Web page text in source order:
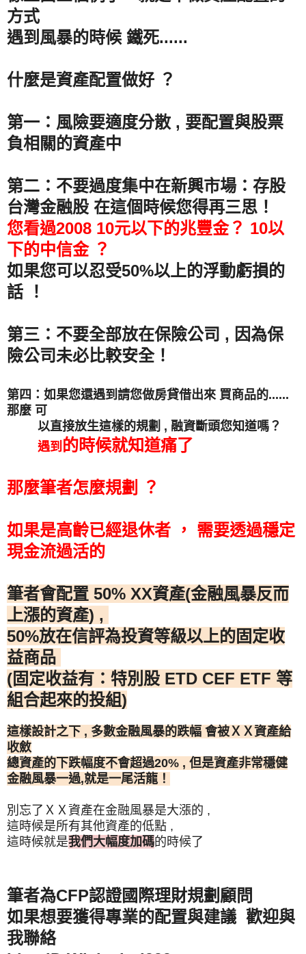
方式
遇到風暴的時候 鐵死......
什麼是資產配置做好 ？
第一：風險要適度分散 , 要配置與股票
負相關的資產中
第二：不要過度集中在新興市場：存股
台灣金融股 在這個時候您得再三思！
您看過2008 10元以下的兆豐金？ 10以
下的中信金 ？
如果您可以忍受50%以上的浮動虧損的
話 ！
第三：不要全部放在保險公司 , 因為保
險公司未必比較安全！
第四：如果您還遇到請您做房貸借出來 買商品的......
那麼 可
以直接放生這樣的規劃 , 融資斷頭您知道嗎？
遇到 的時候就知道痛了
那麼筆者怎麼規劃 ？
如果是高齡已經退休者 ， 需要透過穩定
現金流過活的
筆者會配置 50% XX資產(金融風暴反而
上漲的資產) ,
50%放在信評為投資等級以上的固定收
益商品
(固定收益有：特別股 ETD CEF ETF 等
組合起來的投組)
這樣設計之下 , 多數金融風暴的跌幅 會被ＸＸ資產給
收斂
總資產的下跌幅度不會超過20% , 但是資產非常穩健
金融風暴一過,就是一尾活龍！
別忘了ＸＸ資產在金融風暴是大漲的 ,
這時候是所有其他資產的低點 ,
這時候就是我們大幅度加碼的時候了
筆者為CFP認證國際理財規劃顧問
如果想要獲得專業的配置與建議 歡迎與
我聯絡